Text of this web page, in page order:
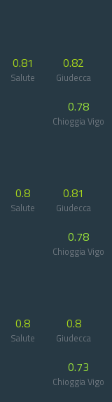
0.81
Salute
0.82
Giudecca
0.78
Chioggia Vigo
0.8
Salute
0.81
Giudecca
0.78
Chioggia Vigo
0.8
Salute
0.8
Giudecca
0.73
Chioggia Vigo